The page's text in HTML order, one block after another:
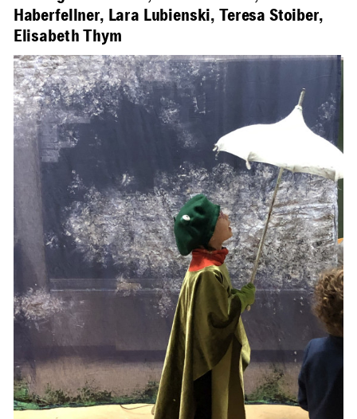
Haberfellner, Lara Lubienski, Teresa Stoiber,
Elisabeth Thym